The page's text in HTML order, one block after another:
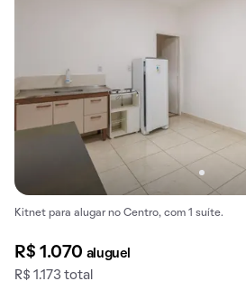
Kitnet para alugar no Centro, com 1 suíte.
R$ 1.070 aluguel
R$ 1.173 total